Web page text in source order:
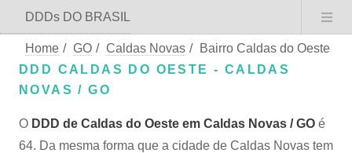
DDDs DO BRASIL
Home / GO / Caldas Novas /
Bairro Caldas do Oeste
DDD CALDAS DO OESTE - CALDAS
NOVAS / GO
O DDD de Caldas do Oeste em Caldas Novas / GO é
64. Da mesma forma que a cidade de Caldas Novas tem